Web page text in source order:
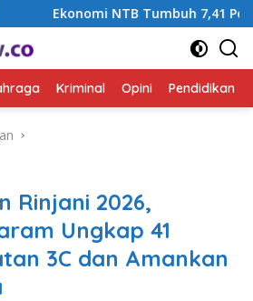
Tumbuh 7,41 Persen pada Triwulan
Kriminal Opini Pendidikan
Rinjani 2026,
Ungkap 41
3C dan Amankan